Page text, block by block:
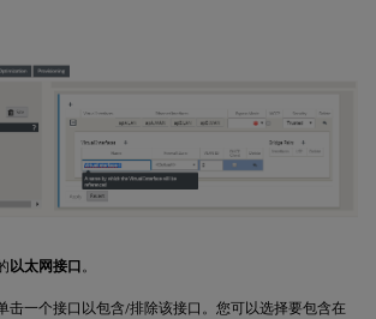
以太网接口 。
击一个接口以包含/排除该接口。您可以选择要包含在